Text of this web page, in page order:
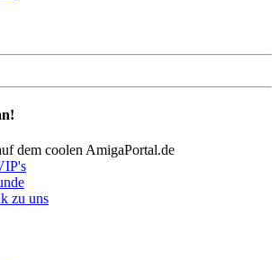
dem coolen AmigaPortal.de
zu uns